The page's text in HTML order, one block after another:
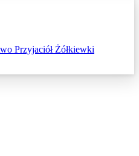
Przyjaciół Żółkiewki